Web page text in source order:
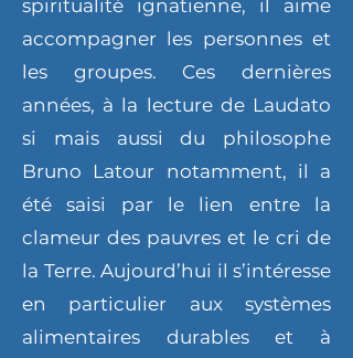
spiritualité ignatienne, il aime
accompagner les personnes et
les groupes. Ces dernières
années, à la lecture de Laudato
si mais aussi du philosophe
Bruno Latour notamment, il a
été saisi par le lien entre la
clameur des pauvres et le cri de
la Terre. Aujourd’hui il s’intéresse
en particulier aux systèmes
alimentaires durables et à